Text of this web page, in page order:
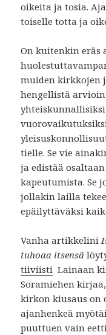
oikeita ja tosia.
toiselle totta ja
On kuitenkin eräs
muiden kirkkojen
hengellistä
tielle. Se vie
ja edistää
kapeutumista. Se
jollakin lailla
epäilyttäväksi
Vanha artikkelini
tuhoaa itsensä
tiiviisti Lainaan
Soramiehen
kirkon kiusaus
ajanhenkeä
puuttuen vain